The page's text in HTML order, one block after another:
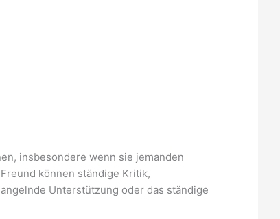
insbesondere wenn sie jemanden
können ständige Kritik,
Unterstützung oder das ständige